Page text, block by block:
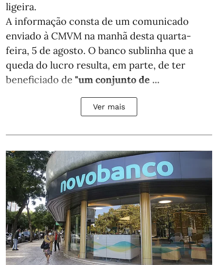
ligeira.
A informação consta de um comunicado
enviado à CMVM na manhã desta quarta-
feira, 5 de agosto. O banco sublinha que a
queda do lucro resulta, em parte, de ter
beneficiado de "um conjunto de ...
Ver mais